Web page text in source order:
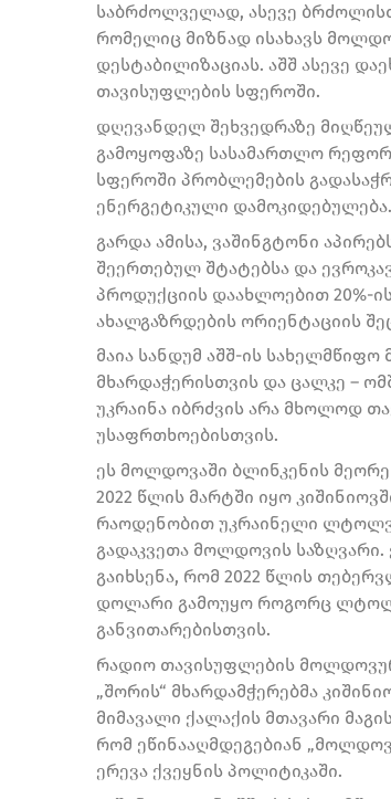
საბრძოლველად, ასევე
რომელიც მიზნად ისახავს
დესტაბილიზაციას. აშშ ასევე
თავისუფლების სფეროში.
დღევანდელ შეხვედრაზე
გამოყოფაზე სასამართლო
სფეროში პრობლემების
ენერგეტიკული დამოკიდებულება.
გარდა ამისა, ვაშინგტონი
შეერთებულ შტატებსა და
პროდუქციის დაახლოებით 20%-
ახალგაზრდების ორიენტაციის
მაია სანდუმ აშშ-ის
მხარდაჭერისთვის და ცალკე –
უკრაინა იბრძვის არა მხოლოდ
უსაფრთხოებისთვის.
ეს მოლდოვაში ბლინკენის
2022 წლის მარტში იყო
რაოდენობით უკრაინელი
გადაკვეთა მოლდოვის
გაიხსენა, რომ 2022 წლის
დოლარი გამოუყო როგორც
განვითარებისთვის.
რადიო თავისუფლების
„შორის“ მხარდამჭერებმა
მიმავალი ქალაქის მთავარი
რომ ეწინააღმდეგებიან
ერევა ქვეყნის პოლიტიკაში.